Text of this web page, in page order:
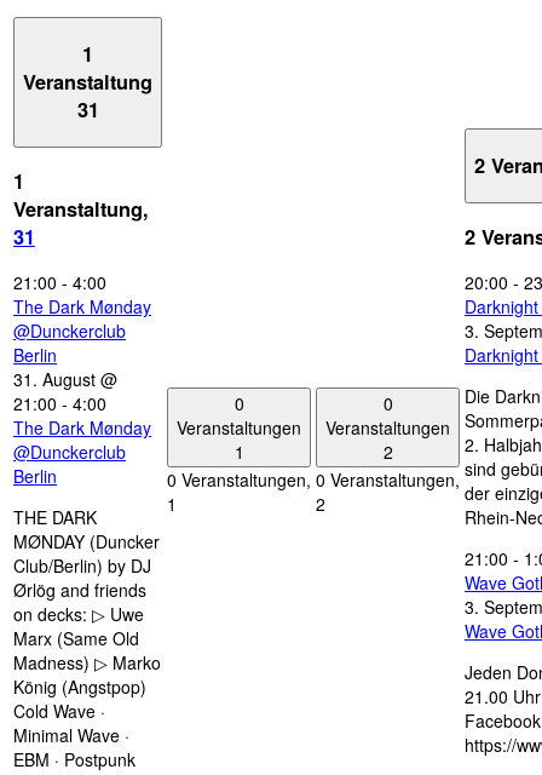
1
Veranstaltung
31
1
Veranstaltung,
31
21:00 - 4:00
The Dark Mønday
@Dunckerclub
Berlin
31. August @
21:00 - 4:00
The Dark Mønday
@Dunckerclub
Berlin
THE DARK
MØNDAY (Duncker
Club/Berlin) by DJ
Ørlög and friends
on decks: ▷ Uwe
Marx (Same Old
Madness) ▷ Marko
König (Angstpop)
Cold Wave ·
Minimal Wave ·
EBM · Postpunk
0
Veranstaltungen
1
0 Veranstaltungen,
1
0
Veranstaltungen
2
0 Veranstaltungen,
2
2
2
20:00 -
3.
Die
2.
sind
der
Rhein-
21:00 -
Wave
3.
Wave
Jeden
21.00
https://